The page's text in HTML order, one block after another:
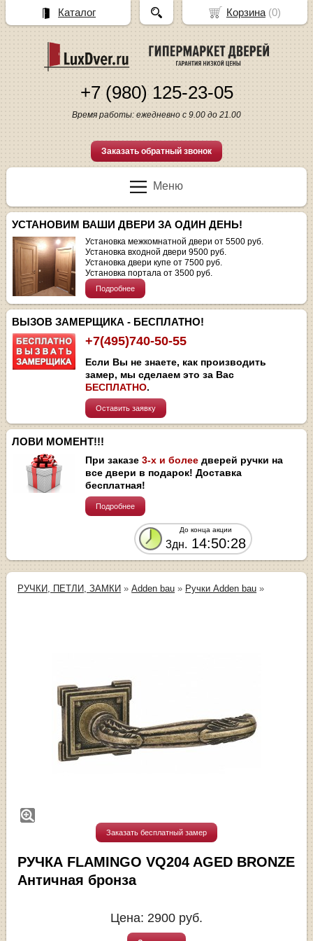
+7 (980) 125-23-05
Время работы: ежедневно с 9.00 до 21.00
Заказать обратный звонок
Меню
УСТАНОВИМ ВАШИ ДВЕРИ ЗА ОДИН ДЕНЬ!
Установка межкомнатной двери от 5500 руб.
Установка входной двери 9500 руб.
Установка двери купе от 7500 руб.
Установка портала от 3500 руб.
Подробнее
ВЫЗОВ ЗАМЕРЩИКА - БЕСПЛАТНО!
+7(495)740-50-55
Если Вы не знаете, как производить
замер, мы сделаем это за Вас
БЕСПЛАТНО.
Оставить заявку
ЛОВИ МОМЕНТ!!!
При заказе3-х и более дверей ручки на
все двери в подарок! Доставка
бесплатная!
Подробнее
До конца акции
3дн. 14:50:28
РУЧКИ, ПЕТЛИ, ЗАМКИ »Adden bau » Ручки Adden bau »
Заказать бесплатный замер
РУЧКА FLAMINGO VQ204 AGED BRONZE
Античная бронза
Цена: 2900 руб.
Корзина(0)
Каталог